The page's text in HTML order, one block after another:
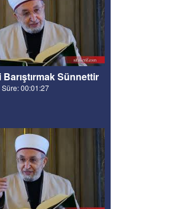
Sünnettir
Süre: 00:01:27